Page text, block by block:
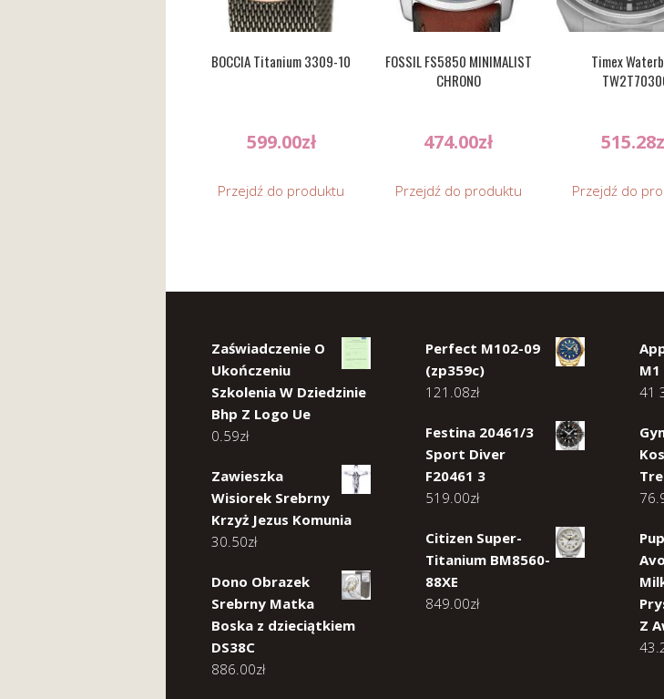
BOCCIA Titanium 3309-10
599.00zł
Przejdź do produktu
FOSSIL FS5850 MINIMALIST
CHRONO
474.00zł
Przejdź do produktu
Timex
515.28
Przejdź do
Zaświadczenie O
Ukończeniu
Szkolenia W Dziedzinie
Bhp Z Logo Ue
0.59zł
Zawieszka
Wisiorek Srebrny
Krzyż Jezus Komunia
30.50zł
Dono Obrazek
Srebrny Matka
Boska z dzieciątkiem
DS38C
886.00zł
Perfect M102-09
(zp359c)
121.08zł
Festina 20461/3
Sport Diver
F20461 3
519.00zł
Citizen Super-
Titanium BM8560-
88XE
849.00zł
41
Z